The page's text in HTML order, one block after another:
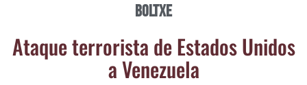
Boltxe
Ata­que terro­ris­ta de Esta­dos Uni­dos
a Venezuela